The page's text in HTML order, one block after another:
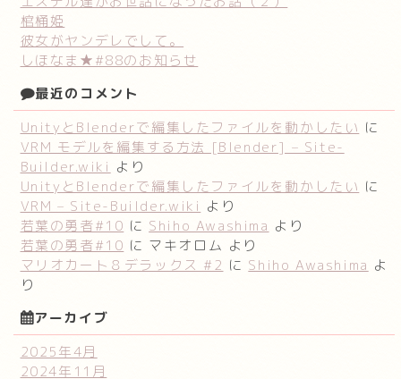
棺桶姫
彼女がヤンデレでして。
しほなま★#88のお知らせ
最近のコメント
UnityとBlenderで編集したファイルを動かしたい に
VRM モデルを編集する方法 [Blender] – Site-
Builder.wiki より
UnityとBlenderで編集したファイルを動かしたい に
VRM – Site-Builder.wiki より
若葉の勇者#10 に Shiho Awashima より
若葉の勇者#10 に マキオロム より
マリオカート８デラックス #2 に Shiho Awashima よ
り
アーカイブ
2025年4月
2024年11月